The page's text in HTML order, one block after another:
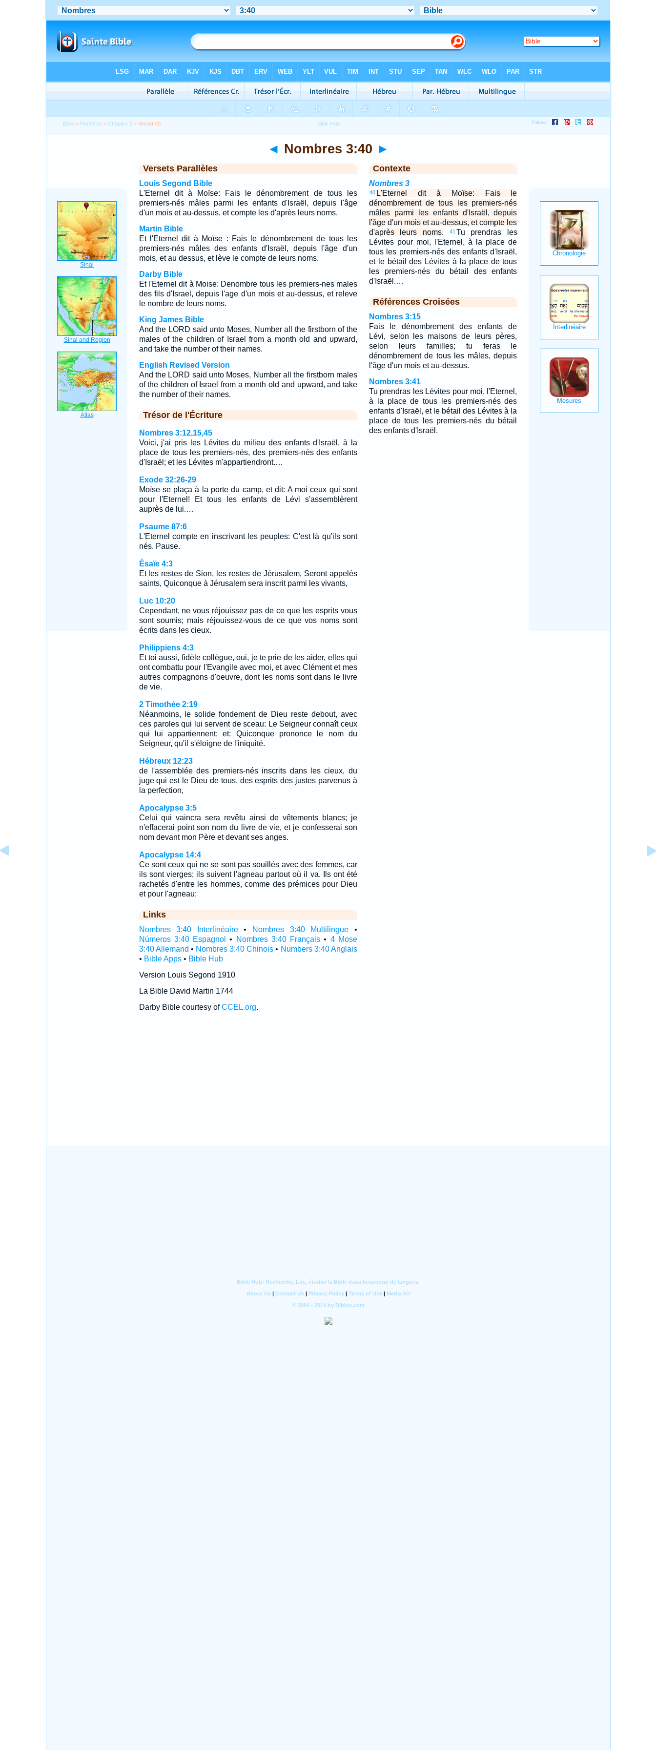
Bible > Nombres >Chapitre 3 > Verset 40
◄ Nombres 3:40 ►
Versets Parallèles
Louis Segond Bible
L'Eternel dit à Moïse: Fais le dénombrement de tous les
premiers-nés mâles parmi les enfants d'Israël, depuis l'âge
d'un mois et au-dessus, et compte les d'après leurs noms.
Martin Bible
Et l'Eternel dit à Moïse : Fais le dénombrement de tous les
premiers-nés mâles des enfants d'Israël, depuis l'âge d'un
mois, et au dessus, et lève le compte de leurs noms.
Darby Bible
Et l'Eternel dit à Moise: Denombre tous les premiers-nes males
des fils d'Israel, depuis l'age d'un mois et au-dessus, et releve
le nombre de leurs noms.
King James Bible
And the LORD said unto Moses, Number all the firstborn of the
males of the children of Israel from a month old and upward,
and take the number of their names.
English Revised Version
And the LORD said unto Moses, Number all the firstborn males
of the children of Israel from a month old and upward, and take
the number of their names.
Trésor de l'Écriture
Nombres 3:12,15,45
Voici, j'ai pris les Lévites du milieu des enfants d'Israël, à la
place de tous les premiers-nés, des premiers-nés des enfants
d'Israël; et les Lévites m'appartiendront.…
Exode 32:26-29
Moïse se plaça à la porte du camp, et dit: A moi ceux qui sont
pour l'Eternel! Et tous les enfants de Lévi s'assemblèrent
auprès de lui.…
Psaume 87:6
L'Eternel compte en inscrivant les peuples: C'est là qu'ils sont
nés. Pause.
Ésaïe 4:3
Et les restes de Sion, les restes de Jérusalem, Seront appelés
saints, Quiconque à Jérusalem sera inscrit parmi les vivants,
Luc 10:20
Cependant, ne vous réjouissez pas de ce que les esprits vous
sont soumis; mais réjouissez-vous de ce que vos noms sont
écrits dans les cieux.
Philippiens 4:3
Et toi aussi, fidèle collègue, oui, je te prie de les aider, elles qui
ont combattu pour l'Evangile avec moi, et avec Clément et mes
autres compagnons d'oeuvre, dont les noms sont dans le livre
de vie.
2 Timothée 2:19
Néanmoins, le solide fondement de Dieu reste debout, avec
ces paroles qui lui servent de sceau: Le Seigneur connaît ceux
qui lui appartiennent; et: Quiconque prononce le nom du
Seigneur, qu'il s'éloigne de l'iniquité.
Hébreux 12:23
de l'assemblée des premiers-nés inscrits dans les cieux, du
juge qui est le Dieu de tous, des esprits des justes parvenus à
la perfection,
Apocalypse 3:5
Celui qui vaincra sera revêtu ainsi de vêtements blancs; je
n'effacerai point son nom du livre de vie, et je confesserai son
nom devant mon Père et devant ses anges.
Apocalypse 14:4
Ce sont ceux qui ne se sont pas souillés avec des femmes, car
ils sont vierges; ils suivent l'agneau partout où il va. Ils ont été
rachetés d'entre les hommes, comme des prémices pour Dieu
et pour l'agneau;
Links
Nombres 3:40 Interlinéaire• Nombres 3:40 Multilingue •
Números 3:40 Espagnol
• Nombres 3:40 Français • 4 Mose
3:40 Allemand • Nombres 3:40 Chinois • Numbers 3:40 Anglais
• Bible Apps• Bible Hub
Version Louis Segond 1910
La Bible David Martin 1744
Darby Bible courtesy ofCCEL.org.
Contexte
Nombres 3
40 L'Eternel dit à Moïse: Fais le
dénombrement de tous les premiers-nés
mâles parmi les enfants d'Israël, depuis
l'âge d'un mois et au-dessus, et compte les
d'après leurs noms.
41 Tu prendras les
Lévites pour moi, l'Eternel, à la place de
tous les premiers-nés des enfants d'Israël,
et le bétail des Lévites à la place de tous
les premiers-nés du bétail des enfants
d'Israël.…
Références Croisées
Nombres 3:15
Fais le dénombrement des enfants de
Lévi, selon les maisons de leurs pères,
selon leurs familles; tu feras le
dénombrement de tous les mâles, depuis
l'âge d'un mois et au-dessus.
Nombres 3:41
Tu prendras les Lévites pour moi, l'Eternel,
à la place de tous les premiers-nés des
enfants d'Israël, et le bétail des Lévites à la
place de tous les premiers-nés du bétail
des enfants d'Israël.